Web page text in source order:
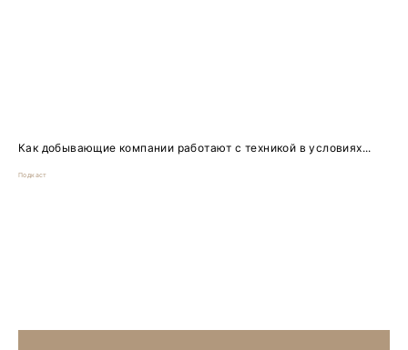
Как добывающие компании работают с техникой в условиях...
Подкаст